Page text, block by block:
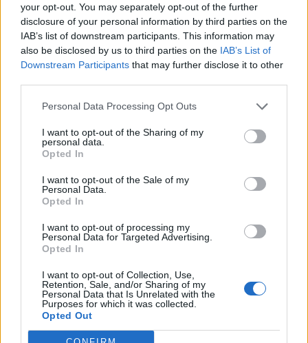
your opt-out. You may separately opt-out of the further
disclosure of your personal information by third parties on the
IAB’s list of downstream participants. This information may
also be disclosed by us to third parties on the IAB’s List of
Downstream Participants that may further disclose it to other
Personal Data Processing Opt Outs
I want to opt-out of the Sharing of my
personal data.
Opted In
I want to opt-out of the Sale of my
Personal Data.
Opted In
I want to opt-out of processing my
Personal Data for Targeted Advertising.
Opted In
I want to opt-out of Collection, Use,
Retention, Sale, and/or Sharing of my
Personal Data that Is Unrelated with the
Purposes for which it was collected.
Opted Out
08:05
Πινακίδες κυκλοφορίας: Πώς θα μπει τέλος στις
χρονοβόρες διαδικασίες
07:59
Καναδάς: Σε κατάσταση έκτακτης ανάγκης η Βρετανική
07:52
Φωτιά σε εγκαταστάσεις της Aramco στη Σαουδική
Αραβία
07:45
Γερμανία: Επεκτείνεται η έρευνα για την αντιμετώπιση